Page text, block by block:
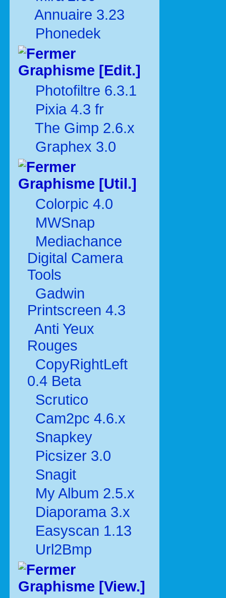
Annuaire 3.23
Phonedek
Graphisme [Edit.]
Photofiltre 6.3.1
Pixia 4.3 fr
The Gimp 2.6.x
Graphex 3.0
Graphisme [Util.]
Colorpic 4.0
MWSnap
Mediachance
Digital Camera
Tools
Gadwin
Printscreen 4.3
Anti Yeux
Rouges
CopyRightLeft
0.4 Beta
Scrutico
Cam2pc 4.6.x
Snapkey
Picsizer 3.0
Snagit
My Album 2.5.x
Diaporama 3.x
Easyscan 1.13
Url2Bmp
Graphisme [View.]